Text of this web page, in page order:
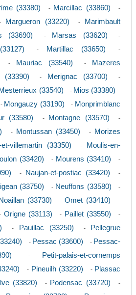
(33380) - Marcillac (33860) -
Margueron (33220) -
Marimbault
(33690) - Marsas (33620) -
- Martillac (33650) -
- Mauriac (33540) -
Mazeres
(33390) - Merignac (33700) -
Mesterrieux (33540) - Mios (33380)
- Mongauzy (33190) - Monprimblanc
(33580) - Montagne (33570) -
- Montussan (33450) -
Morizes
et-villemartin (33350) -
Moulis-en-
(33420) - Mourens (33410) -
- Naujan-et-postiac (33420) -
(33750) - Neuffons (33580) -
Noaillan (33730) -Omet (33410) -
Origne (33113) - Paillet (33550) -
- Pauillac (33250) -
Pellegrue
- Pessac (33600) - Pessac-
-
Petit-palais-et-cornemps
- Pineuilh (33220) - Plassac
(33820) - Podensac (33720) -